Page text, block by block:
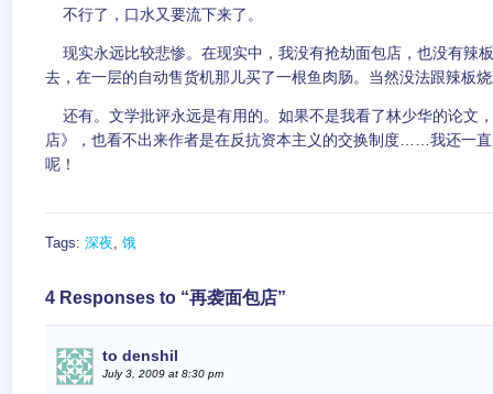
不行了，口水又要流下来了。
现实永远比较悲惨。在现实中，我没有抢劫面包店，也没有辣
去，在一层的自动售货机那儿买了一根鱼肉肠。当然没法跟辣板
还有。文学批评永远是有用的。如果不是我看了林少华的论文
店》，也看不出来作者是在反抗资本主义的交换制度……我还一
呢！
Tags: 深夜, 饿
4 Responses to “再袭面包店”
to denshil
July 3, 2009 at 8:30 pm